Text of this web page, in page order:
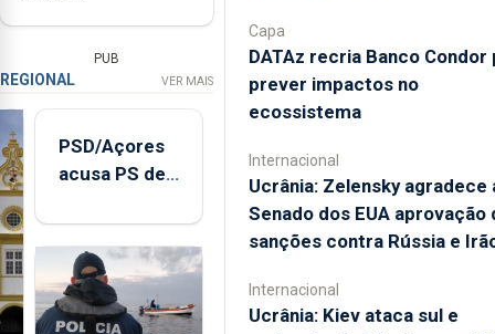
PUB
REGIONAL VER MAIS
PSD/Açores
acusa PS de
contraditória"
sobre
evolução
turística
Capa
DATAz recria Banco Condor
prever impactos no
ecossistema
Internacional
Ucrânia: Zelensky agradece
Senado dos EUA aprovação
sanções contra Rússia e
Internacional
Ucrânia: Kiev ataca sul e